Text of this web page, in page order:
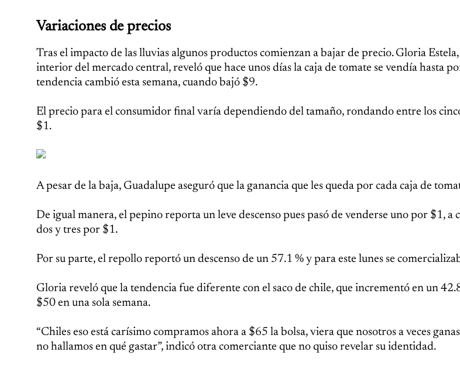
Variaciones de precios
Tras el impacto de las lluvias algunos productos comienzan a bajar de precio. Gloria
interior del mercado central, reveló que hace unos días la caja de tomate se vendía hasta
tendencia cambió esta semana, cuando bajó $9.
El precio para el consumidor final varía dependiendo del tamaño, rondando entre los
$1.
A pesar de la baja, Guadalupe aseguró que la ganancia que les queda por cada caja de
De igual manera, el pepino reporta un leve descenso pues pasó de venderse uno por $1, a
dos y tres por $1.
Por su parte, el repollo reportó un descenso de un 57.1 % y para este lunes se
Gloria reveló que la tendencia fue diferente con el saco de chile, que incrementó en un
$50 en una sola semana.
“Chiles eso está carísimo compramos ahora a $65 la bolsa, viera que nosotros a veces
no hallamos en qué gastar”, indicó otra comerciante que no quiso revelar su identidad.